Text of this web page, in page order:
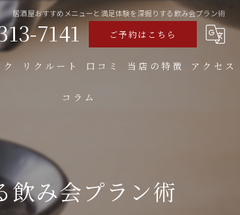
居酒屋おすすめメニューと満足体験を深掘りする飲み会プラン術
7141 ご予約はこちら
リクルート 口コミ 当店の特徴
もつ
アクセス
コラム
飲み会プラン術